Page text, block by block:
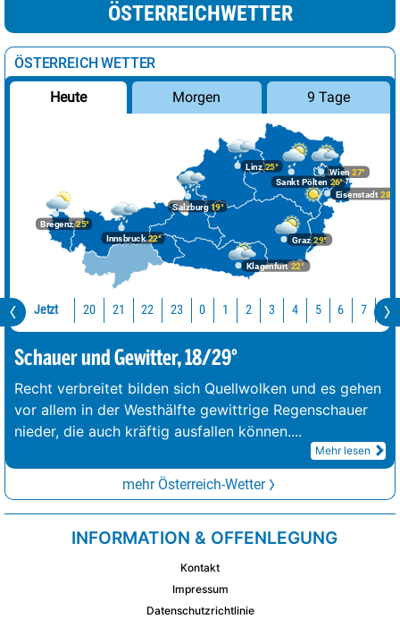
ÖSTERREICHWETTER
ÖSTERREICH WETTER
Heute Morgen 9 Tage
Bregenz25°
Graz29°
Innsbruck22°
Klagenfurt 22°
Linz25°
Salzburg19°
Wien 27°
Eisenstadt 28°
Sankt Pölten 26°
Jetzt 20 21 22 23 0 1 2 3 4 5 6 7 8
Schauer und Gewitter, 18/29°
Recht verbreitet bilden sich Quellwolken und es gehen
vor allem in der Westhälfte gewittrige Regenschauer
nieder, die auch kräftig ausfallen können....
Mehr lesen
mehr Österreich-Wetter
INFORMATION & OFFENLEGUNG
Kontakt
Impressum
Datenschutzrichtlinie